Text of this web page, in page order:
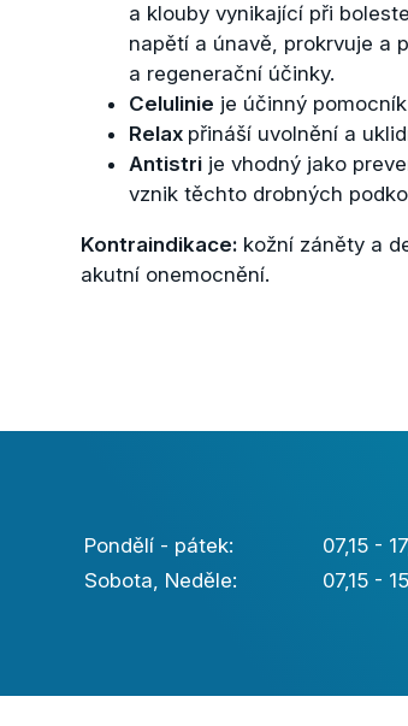
a klouby vynikající při
napětí a únavě, prokrvuje a
a regenerační účinky.
Celulinie je účinný
Relax přináší uvolnění a
Antistri je vhodný jako
vznik těchto drobných
Kontraindikace: kožní záněty a
akutní onemocnění.
Pondělí - pátek: 07,15 -
Sobota, Neděle:
07,15 -